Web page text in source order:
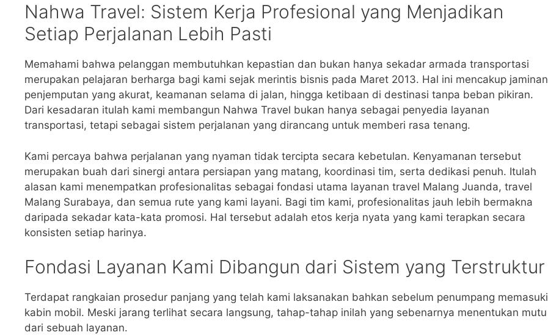
Nahwa Travel: Sistem Kerja Profesional yang Menjadikan
Setiap Perjalanan Lebih Pasti
Memahami bahwa pelanggan membutuhkan kepastian dan bukan hanya sekadar armada transportasi
merupakan pelajaran berharga bagi kami sejak merintis bisnis pada Maret 2013. Hal ini mencakup jaminan
penjemputan yang akurat, keamanan selama di jalan, hingga ketibaan di destinasi tanpa beban pikiran.
Dari kesadaran itulah kami membangun Nahwa Travel bukan hanya sebagai penyedia layanan
transportasi, tetapi sebagai sistem perjalanan yang dirancang untuk memberi rasa tenang.
Kami percaya bahwa perjalanan yang nyaman tidak tercipta secara kebetulan. Kenyamanan tersebut
merupakan buah dari sinergi antara persiapan yang matang, koordinasi tim, serta dedikasi penuh. Itulah
alasan kami menempatkan profesionalitas sebagai fondasi utama layanan travel Malang Juanda, travel
Malang Surabaya, dan semua rute yang kami layani. Bagi tim kami, profesionalitas jauh lebih bermakna
daripada sekadar kata-kata promosi. Hal tersebut adalah etos kerja nyata yang kami terapkan secara
konsisten setiap harinya.
Fondasi Layanan Kami Dibangun dari Sistem yang Terstruktur
Terdapat rangkaian prosedur panjang yang telah kami laksanakan bahkan sebelum penumpang memasuki
kabin mobil. Meski jarang terlihat secara langsung, tahap-tahap inilah yang sebenarnya menentukan mutu
dari sebuah layanan.